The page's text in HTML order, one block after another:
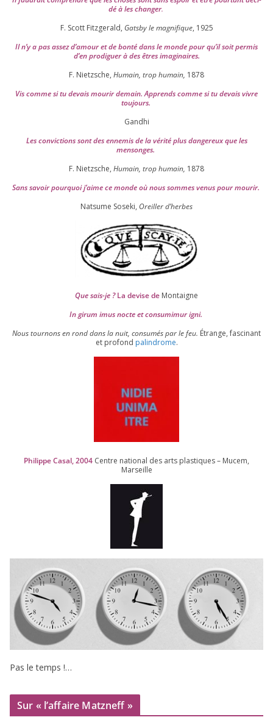
dé à les chan­ger.
F. Scott Fitzgerald, Gatsby le magni­fique, 1925
Il n’y a pas assez d’a­mour et de bon­té dans le monde pour qu’il soit per­mis
d’en pro­di­guer à des êtres imaginaires.
F. Nietzsche, Humain, trop humain, 1878
Vis comme si tu devais mou­rir demain. Apprends comme si tu devais vivre
toujours.
Gandhi
Les convic­tions sont des enne­mis de la véri­té plus dan­ge­reux que les
mensonges.
F. Nietzsche, Humain, trop humain, 1878
Sans savoir pour­quoi j’aime ce monde où nous sommes venus pour mourir.
Natsume Soseki, Oreiller d’herbes
Que sais-je ?La devise de Montaigne
In girum imus nocte et consu­mi­mur igni.
Nous tour­nons en rond dans la nuit, consu­més par le feu. Étrange, fas­ci­nant
et pro­fond palin­drome.
Philippe Casal,2004 Centre natio­nal des arts plas­tiques – Mucem,
Marseille
Pas le temps !…
Sur « l’affaire Matzneff »